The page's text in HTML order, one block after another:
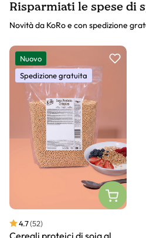
Risparmiati le spese di
Novità da KoRo e con spedizione
Slider prodotto
Nuovo
Spedizione gratuita
4.7(52)
Cereali proteici di soia al